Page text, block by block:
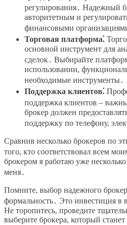
регулирования․ Надежный
авторитетным и
финансовыми
Торговая платформа⁚
основной инструмент для
сделок․ Выбирайте
использовании,
необходимые инструменты․
Поддержка клиентов⁚
поддержка клиентов –
брокер должен
поддержку по телефону,
Сравнив несколько брокеров по
того, кто соответствовал всем
брокером я работаю уже
меня․
Помните, выбор надежного
формальность․ Это инвестиция в
Не торопитесь, проведите
выберите брокера, который